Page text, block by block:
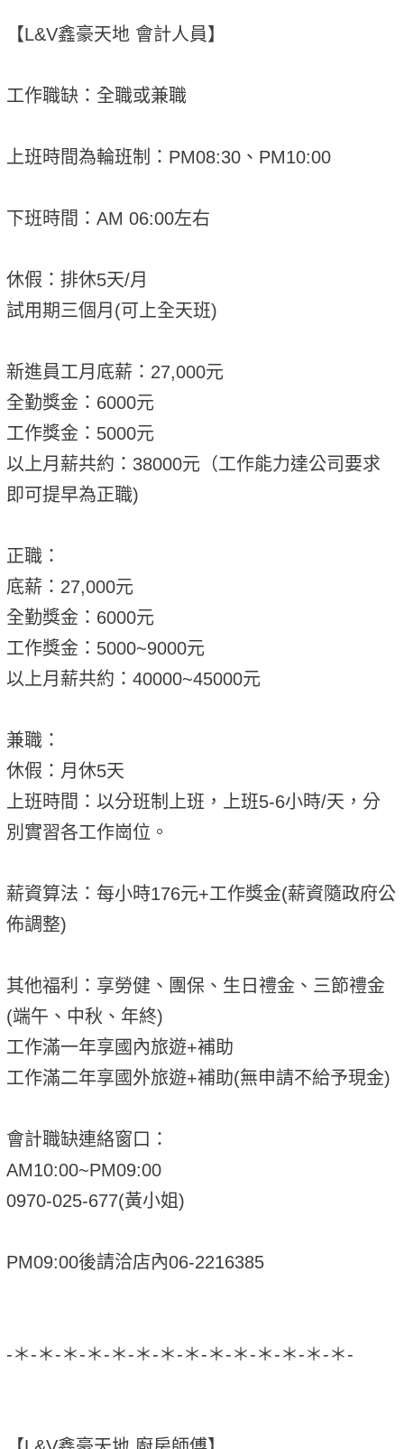
【L&V鑫豪天地 會計人員】
工作職缺：全職或兼職
上班時間為輪班制：PM08:30、PM10:00
下班時間：AM 06:00左右
休假：排休5天/月
試用期三個月(可上全天班)
新進員工月底薪：27,000元
全勤獎金：6000元
工作獎金：5000元
以上月薪共約：38000元（工作能力達公司要求
即可提早為正職)
正職：
底薪：27,000元
全勤獎金：6000元
工作獎金：5000~9000元
以上月薪共約：40000~45000元
兼職：
休假：月休5天
上班時間：以分班制上班，上班5-6小時/天，分
別實習各工作崗位。
薪資算法：每小時176元+工作獎金(薪資隨政府公
佈調整)
其他福利：享勞健、團保、生日禮金、三節禮金
(端午、中秋、年終)
工作滿一年享國內旅遊+補助
工作滿二年享國外旅遊+補助(無申請不給予現金)
會計職缺連絡窗口：
AM10:00~PM09:00
0970-025-677(黃小姐)
PM09:00後請洽店內06-2216385
-＊-＊-＊-＊-＊-＊-＊-＊-＊-＊-＊-＊-＊-＊-